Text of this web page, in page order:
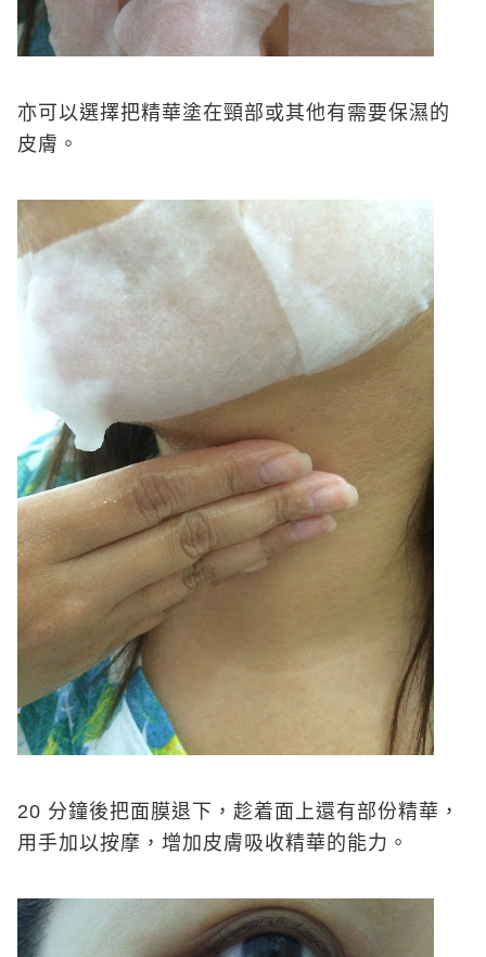
亦可以選擇把精華塗在頸部或其他有需要保濕的
皮膚。
20 分鐘後把面膜退下，趁着面上還有部份精華，
用手加以按摩，增加皮膚吸收精華的能力。